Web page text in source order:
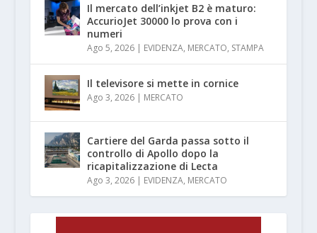
Il mercato dell’inkjet B2 è maturo:
AccurioJet 30000 lo prova con i
numeri
Ago 5, 2026| EVIDENZA, MERCATO, STAMPA
Il televisore si mette in cornice
Ago 3, 2026| MERCATO
Cartiere del Garda passa sotto il
controllo di Apollo dopo la
ricapitalizzazione di Lecta
Ago 3, 2026| EVIDENZA, MERCATO